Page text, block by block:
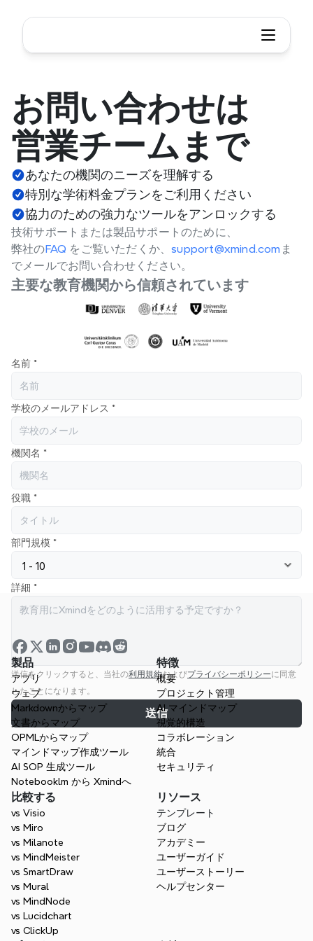
お問い合わせは
営業チームまで
あなたの機関のニーズを理解する
特別な学術料金プランをご利用ください
協力のための強力なツールをアンロックする
技術サポートまたは製品サポートのために、
弊社のFAQ をご覧いただくか、support@xmind.com ま
でメールでお問い合わせください。
主要な教育機関から信頼されています
名前 *
学校のメールアドレス *
機関名 *
役職 *
部門規模 *
詳細 *
送信をクリックすると、当社の利用規約およびプライバシーポリシーに同意
したことになります。
送信
製品
アプリ
ウェブ
Markdownからマップ
文書からマップ
OPMLからマップ
マインドマップ作成ツール
AI SOP 生成ツール
Notebooklm から Xmindへ
特徴
概要
プロジェクト管理
AI マインドマップ
視覚的構造
コラボレーション
統合
セキュリティ
比較する
vs Visio
vs Miro
vs Milanote
vs MindMeister
vs SmartDraw
vs Mural
vs MindNode
vs Lucidchart
vs ClickUp
リソース
テンプレート
ブログ
アカデミー
ユーザーガイド
ユーザーストーリー
ヘルプセンター